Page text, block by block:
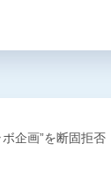
企画”を断固拒否